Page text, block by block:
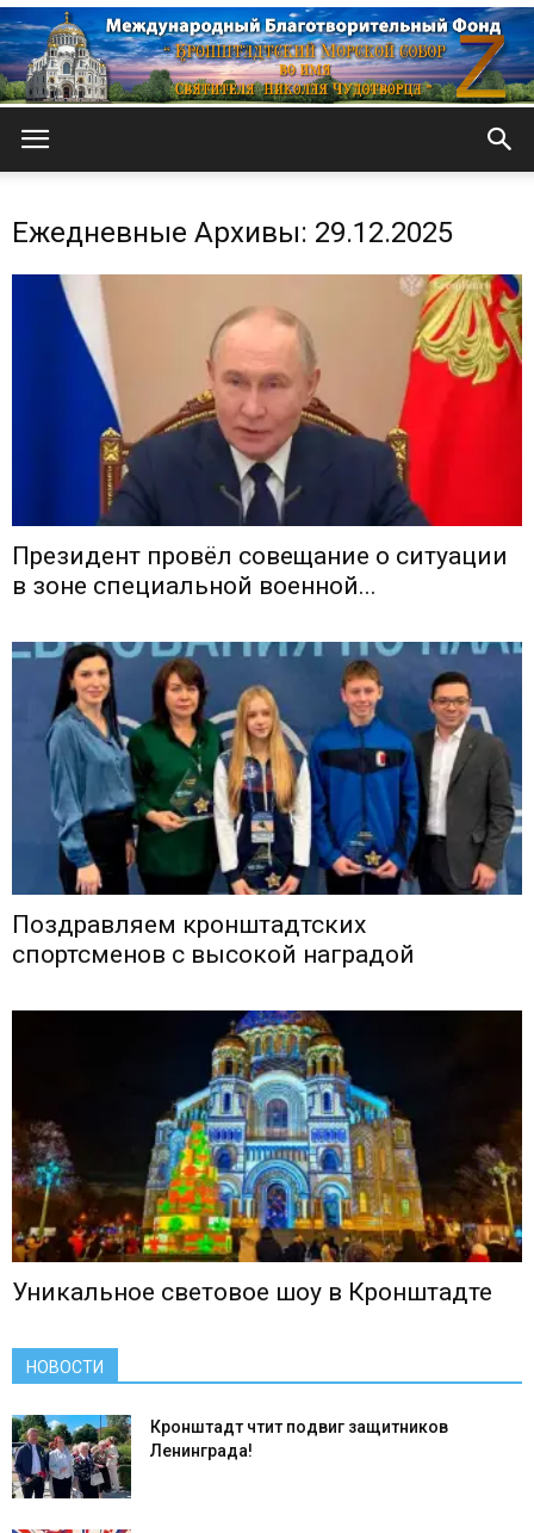
собор
Ежедневные Архивы: 29.12.2025
Президент провёл совещание о ситуации
в зоне специальной военной...
Поздравляем кронштадтских
спортсменов с высокой наградой
Уникальное световое шоу в Кронштадте
НОВОСТИ
Кронштадт чтит подвиг защитников
Ленинграда!